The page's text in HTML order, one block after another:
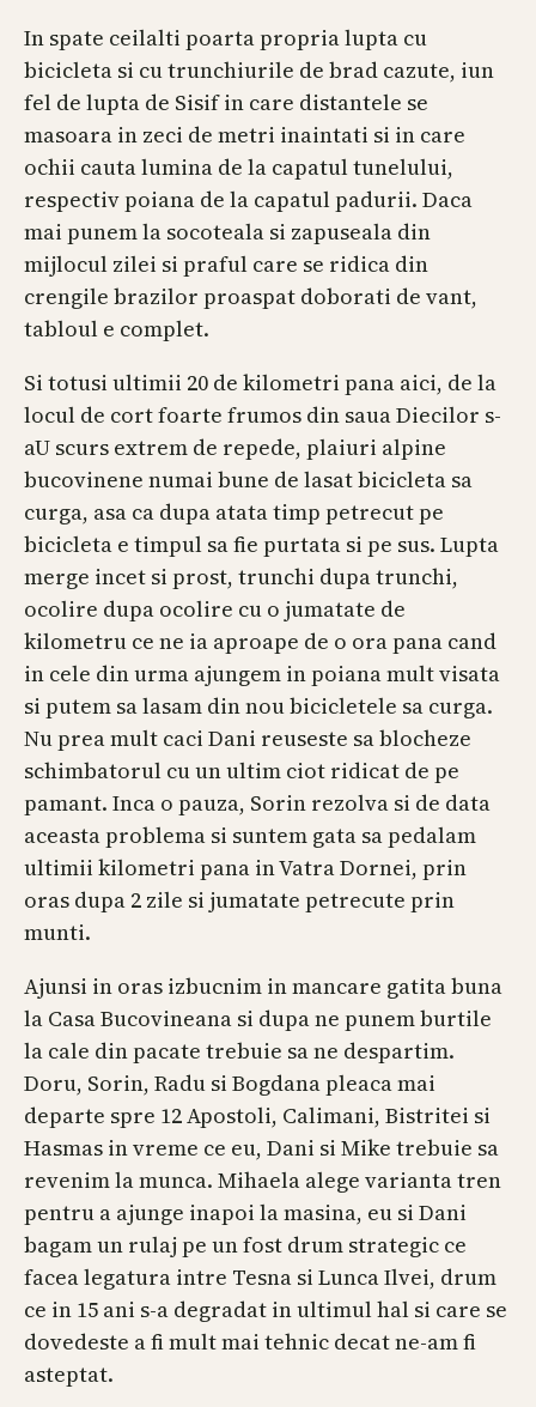
In spate ceilalti poarta propria lupta cu
bicicleta si cu trunchiurile de brad cazute, iun
fel de lupta de Sisif in care distantele se
masoara in zeci de metri inaintati si in care
ochii cauta lumina de la capatul tunelului,
respectiv poiana de la capatul padurii. Daca
mai punem la socoteala si zapuseala din
mijlocul zilei si praful care se ridica din
crengile brazilor proaspat doborati de vant,
tabloul e complet.
Si totusi ultimii 20 de kilometri pana aici, de la
locul de cort foarte frumos din saua Diecilor s-
aU scurs extrem de repede, plaiuri alpine
bucovinene numai bune de lasat bicicleta sa
curga, asa ca dupa atata timp petrecut pe
bicicleta e timpul sa fie purtata si pe sus. Lupta
merge incet si prost, trunchi dupa trunchi,
ocolire dupa ocolire cu o jumatate de
kilometru ce ne ia aproape de o ora pana cand
in cele din urma ajungem in poiana mult visata
si putem sa lasam din nou bicicletele sa curga.
Nu prea mult caci Dani reuseste sa blocheze
schimbatorul cu un ultim ciot ridicat de pe
pamant. Inca o pauza, Sorin rezolva si de data
aceasta problema si suntem gata sa pedalam
ultimii kilometri pana in Vatra Dornei, prin
oras dupa 2 zile si jumatate petrecute prin
munti.
Ajunsi in oras izbucnim in mancare gatita buna
la Casa Bucovineana si dupa ne punem burtile
la cale din pacate trebuie sa ne despartim.
Doru, Sorin, Radu si Bogdana pleaca mai
departe spre 12 Apostoli, Calimani, Bistritei si
Hasmas in vreme ce eu, Dani si Mike trebuie sa
revenim la munca. Mihaela alege varianta tren
pentru a ajunge inapoi la masina, eu si Dani
bagam un rulaj pe un fost drum strategic ce
facea legatura intre Tesna si Lunca Ilvei, drum
ce in 15 ani s-a degradat in ultimul hal si care se
dovedeste a fi mult mai tehnic decat ne-am fi
asteptat.